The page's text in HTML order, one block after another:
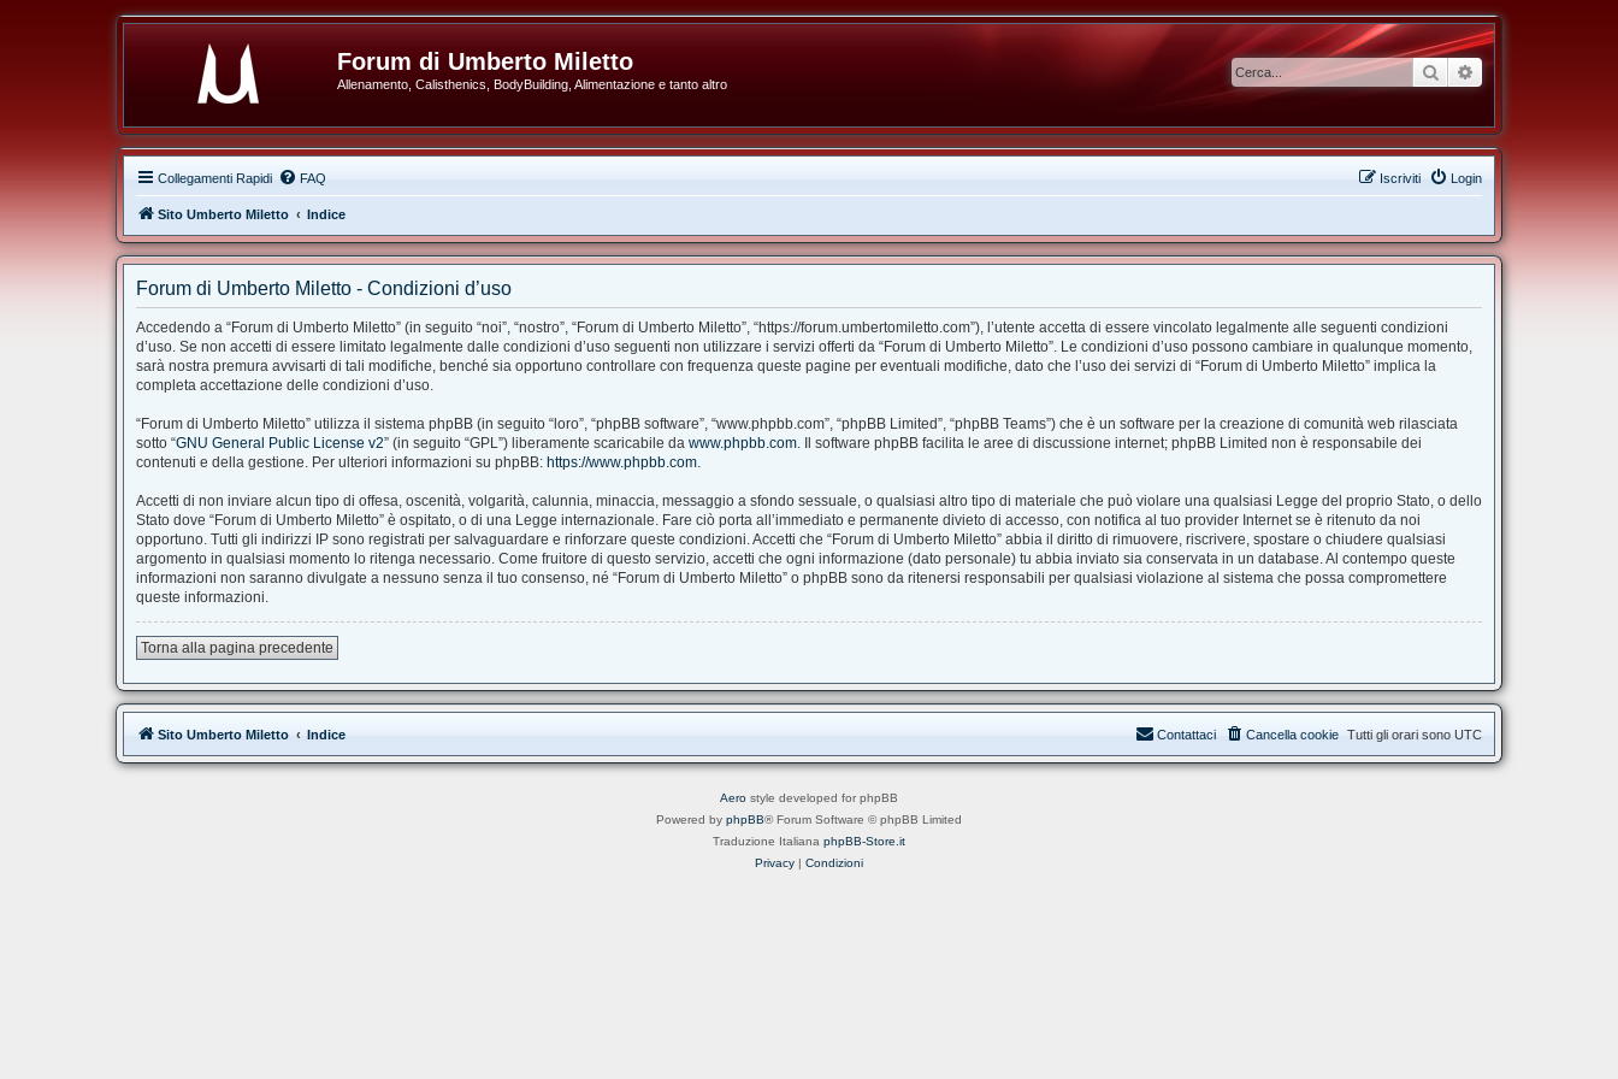
Forum di Umberto Miletto
Allenamento, Calisthenics, BodyBuilding, Alimentazione e tanto altro
Cerca Ricerca avanzata
Collegamenti Rapidi FAQ Login
Iscriviti
Sito Umberto Miletto Indice
Forum di Umberto Miletto - Condizioni d’uso
Accedendo a “Forum di Umberto Miletto” (in seguito “noi”, “nostro”, “Forum di Umberto Miletto”, “https://forum.umbertomiletto.com”), l’utente accetta di essere vincolato legalmente alle seguenti condizioni
d’uso. Se non accetti di essere limitato legalmente dalle condizioni d’uso seguenti non utilizzare i servizi offerti da “Forum di Umberto Miletto”. Le condizioni d’uso possono cambiare in qualunque momento,
sarà nostra premura avvisarti di tali modifiche, benché sia opportuno controllare con frequenza queste pagine per eventuali modifiche, dato che l’uso dei servizi di “Forum di Umberto Miletto” implica la
completa accettazione delle condizioni d’uso.
“Forum di Umberto Miletto” utilizza il sistema phpBB (in seguito “loro”, “phpBB software”, “www.phpbb.com”, “phpBB Limited”, “phpBB Teams”) che è un software per la creazione di comunità web rilasciata
sotto “GNU General Public License v2” (in seguito “GPL”) liberamente scaricabile da www.phpbb.com. Il software phpBB facilita le aree di discussione internet; phpBB Limited non è responsabile dei
contenuti e della gestione. Per ulteriori informazioni su phpBB: https://www.phpbb.com.
Accetti di non inviare alcun tipo di offesa, oscenità, volgarità, calunnia, minaccia, messaggio a sfondo sessuale, o qualsiasi altro tipo di materiale che può violare una qualsiasi Legge del proprio Stato, o dello
Stato dove “Forum di Umberto Miletto” è ospitato, o di una Legge internazionale. Fare ciò porta all’immediato e permanente divieto di accesso, con notifica al tuo provider Internet se è ritenuto da noi
opportuno. Tutti gli indirizzi IP sono registrati per salvaguardare e rinforzare queste condizioni. Accetti che “Forum di Umberto Miletto” abbia il diritto di rimuovere, riscrivere, spostare o chiudere qualsiasi
argomento in qualsiasi momento lo ritenga necessario. Come fruitore di questo servizio, accetti che ogni informazione (dato personale) tu abbia inviato sia conservata in un database. Al contempo queste
informazioni non saranno divulgate a nessuno senza il tuo consenso, né “Forum di Umberto Miletto” o phpBB sono da ritenersi responsabili per qualsiasi violazione al sistema che possa compromettere
queste informazioni.
Torna alla pagina precedente
Sito Umberto Miletto Indice Tutti gli orari sono UTC
Cancella cookie
Contattaci
Aero style developed for phpBB
Powered by phpBB® Forum Software © phpBB Limited
Traduzione Italiana phpBB-Store.it
Privacy | Condizioni